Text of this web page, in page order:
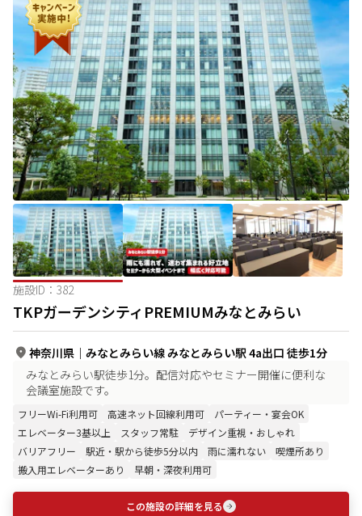
施設ID： 382
TKPガーデンシティPREMIUMみなとみらい
神奈川県 ｜ みなとみらい線 みなとみらい駅 4a出口 徒歩1分
みなとみらい駅徒歩1分。配信対応やセミナー開催に便利な
会議室施設です。
フリーWi-Fi利用可 高速ネット回線利用可
パーティー・宴会OK
エレベーター3基以上
スタッフ常駐
デザイン重視・おしゃれ
バリアフリー
駅近・駅から徒歩5分以内 雨に濡れない
喫煙所あり
搬入用エレベーターあり
早朝・深夜利用可
この施設の詳細を見る